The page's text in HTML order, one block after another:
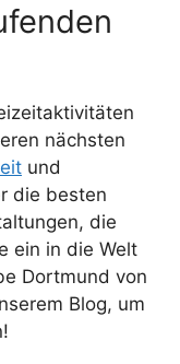
nächsten
und
die besten
die
ein in die Welt
Dortmund von
Blog, um